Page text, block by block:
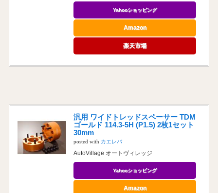
Yahooショッピング
Amazon
楽天市場
汎用 ワイドトレッドスペーサー TDM
ゴールド 114.3-5H (P1.5) 2枚1セット
30mm
posted with カエレバ
AutoVillage オートヴィレッジ
Yahooショッピング
Amazon